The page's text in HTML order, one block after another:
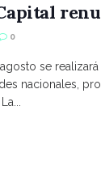
0
se
nacionales,